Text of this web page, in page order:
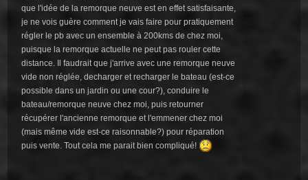
que l'idée de la remorque neuve est en effet satisfaisante,
je ne vois guère comment je vais faire pour pratiquement
régler le pb avec un ensemble à 200kms de chez moi,
puisque la remorque actuelle ne peut pas rouler cette
distance. Il faudrait que j'arrive avec une remorque neuve
vide non réglée, decharger et recharger le bateau (est-ce
possible dans un jardin ou une cour?), conduire le
bateau/remorque neuve chez moi, puis retourner
récupérer l'ancienne remorque et l'emmener chez moi
(mais même vide est-ce raisonnable?) pour réparation
puis vente. Tout cela me parait bien compliqué!